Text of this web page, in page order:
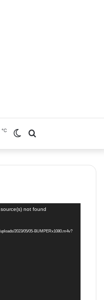
for
Switch
skin
℃
not found
2023/05/05-BUMPERx1080.m4v?